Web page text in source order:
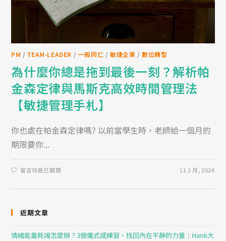
PM /TEAM-LEADER / 一般同仁 /敏捷企業 /數位轉型
為什麼你總是拖到最後一刻？解析帕
金森定律與馬斯克高效時間管理法
【敏捷管理手札】
你也處在帕金森定律嗎? 以前當學生時，老師給一個月的
期限要你...
留言功能已關閉 11 2 月, 2026
近期文章
情緒能量耗竭怎麼辦？3個儀式感練習，找回內在平靜的力量｜Hank大